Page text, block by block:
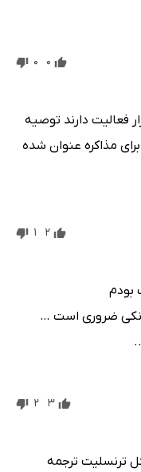
0
0
فعالیت دارند توصیه
مذاکره عنوان شده
2
1
ضرورى است …
3
2
ترنسلیت ترجمه